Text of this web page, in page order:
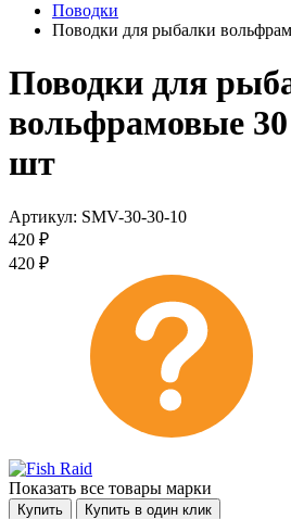
Поводки
Поводки для рыбалки
Поводки для
вольфрамовые 30
шт
Артикул: SMV-30-30-10
420 ₽
420 ₽
Показать все товары марки
Купить Купить в один клик